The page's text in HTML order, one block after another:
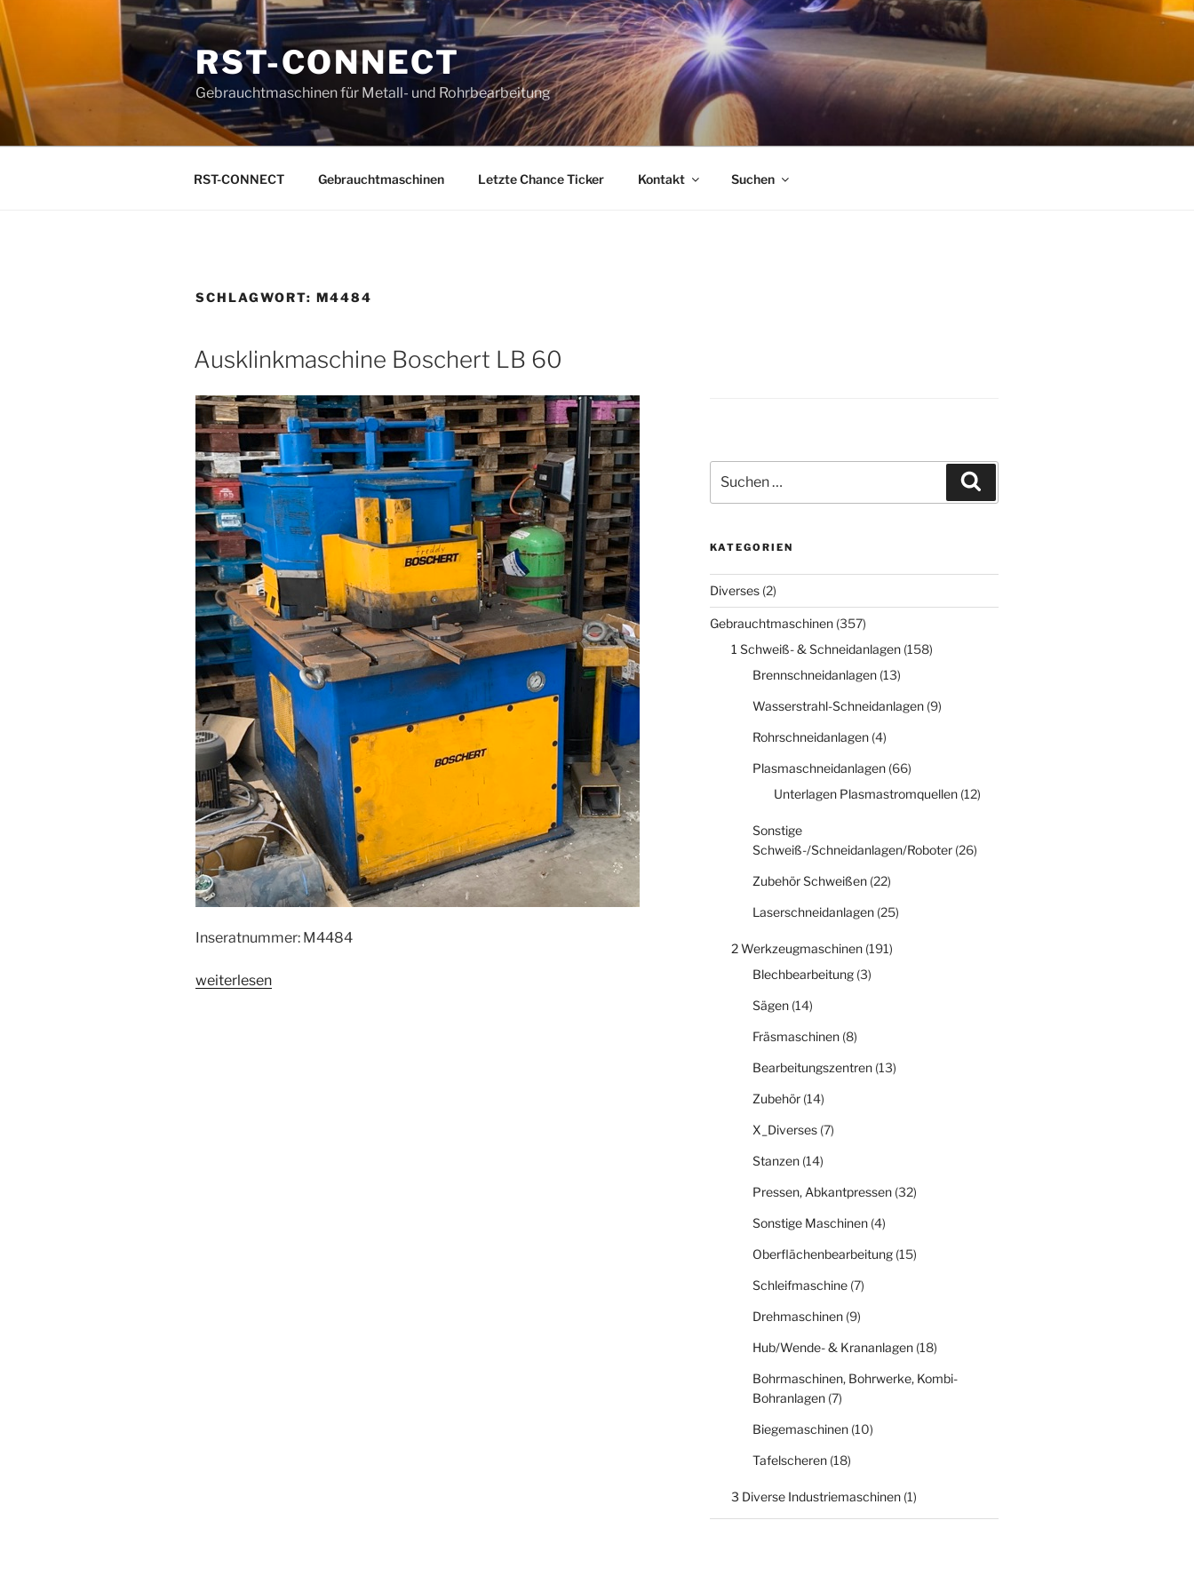
Zum
Inhalt
springen
RST-CONNECT
Gebrauchtmaschinen für Metall- und Rohrbearbeitung
RST-CONNECT Gebrauchtmaschinen Letzte Chance Ticker Kontakt Suchen
SCHLAGWORT: M4484
Ausklinkmaschine Boschert LB 60
Inseratnummer: M4484
„Ausklinkmaschine
weiterlesen
nach:
KATEGORIEN
Diverses(2)
Gebrauchtmaschinen(357)
1 Schweiß- & Schneidanlagen(158)
Brennschneidanlagen(13)
Wasserstrahl-Schneidanlagen(9)
Rohrschneidanlagen(4)
Plasmaschneidanlagen(66)
Unterlagen Plasmastromquellen(12)
Sonstige
Schweiß-/Schneidanlagen/Roboter(26)
Zubehör Schweißen(22)
Laserschneidanlagen(25)
2 Werkzeugmaschinen(191)
Blechbearbeitung(3)
Sägen(14)
Fräsmaschinen(8)
Bearbeitungszentren(13)
Zubehör(14)
X_Diverses(7)
Stanzen(14)
Pressen, Abkantpressen(32)
Sonstige Maschinen(4)
Oberflächenbearbeitung(15)
Schleifmaschine(7)
Drehmaschinen(9)
Hub/Wende- & Krananlagen(18)
Bohrmaschinen, Bohrwerke, Kombi-
Bohranlagen(7)
Biegemaschinen(10)
Tafelscheren(18)
3 Diverse Industriemaschinen(1)